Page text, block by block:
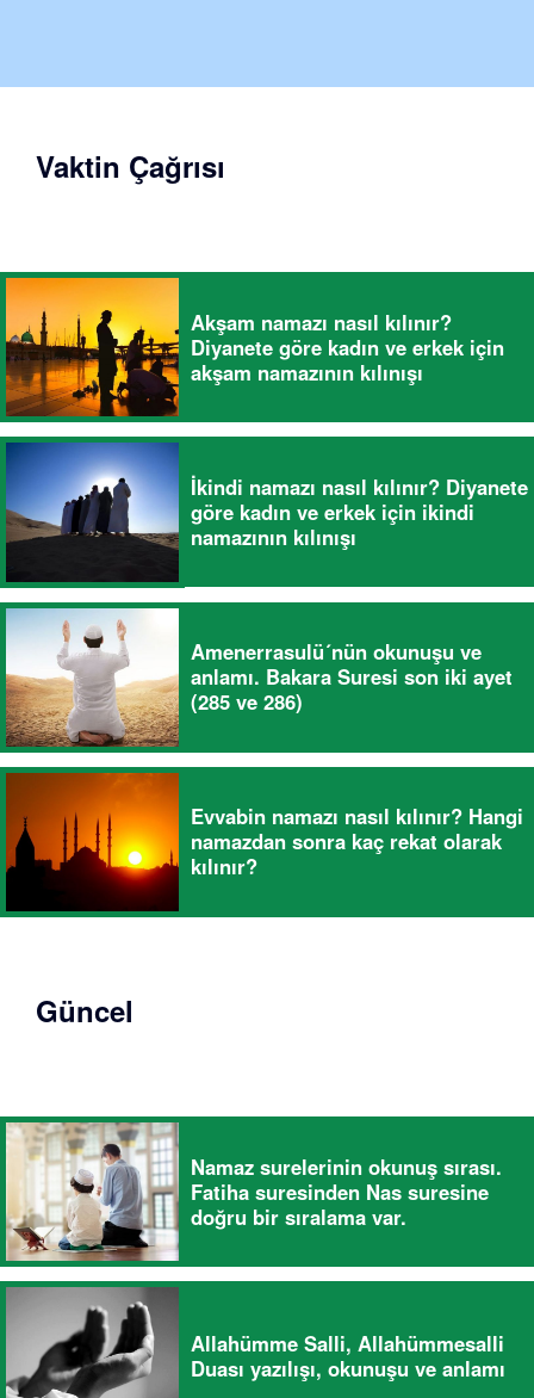
Vaktin Çağrısı
Akşam namazı nasıl kılınır?
Diyanete göre kadın ve erkek için
akşam namazının kılınışı
İkindi namazı nasıl kılınır? Diyanete
göre kadın ve erkek için ikindi
namazının kılınışı
Amenerrasulü´nün okunuşu ve
anlamı. Bakara Suresi son iki ayet
(285 ve 286)
Evvabin namazı nasıl kılınır? Hangi
namazdan sonra kaç rekat olarak
kılınır?
Güncel
Namaz surelerinin okunuş sırası.
Fatiha suresinden Nas suresine
doğru bir sıralama var.
Allahümme Salli, Allahümmesalli
Duası yazılışı, okunuşu ve anlamı